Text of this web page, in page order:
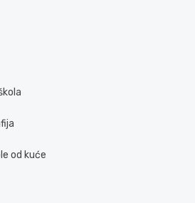
od kuće